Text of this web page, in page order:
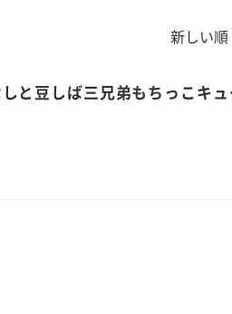
新しい順 |
と豆しば三兄弟もちっこキュ